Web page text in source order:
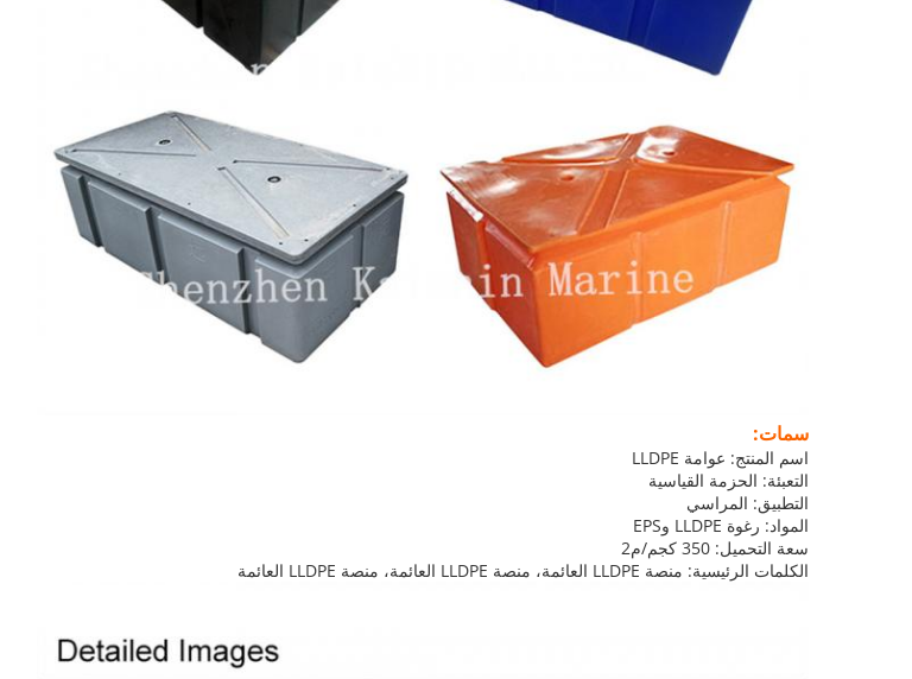
سمات:
اسم المنتج: عوامة LLDPE
التعبئة: الحزمة القياسية
التطبيق: المراسي
المواد: رغوة LLDPE وEPS
سعة التحميل: 350 كجم/م2
الكلمات الرئيسية: منصة LLDPE العائمة، منصة LLDPE العائمة، منصة LLDPE العائمة